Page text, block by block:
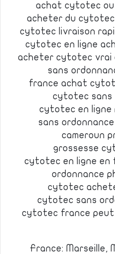
achat cytotec
acheter du
cytotec livraison
cytotec en ligne
acheter cytotec vrai
sans
france achat
cytotec sans
cytotec en ligne
sans
cameroun
grossesse
cytotec en ligne
ordonnance
cytotec
cytotec sans
cytotec france
France: Marseille,